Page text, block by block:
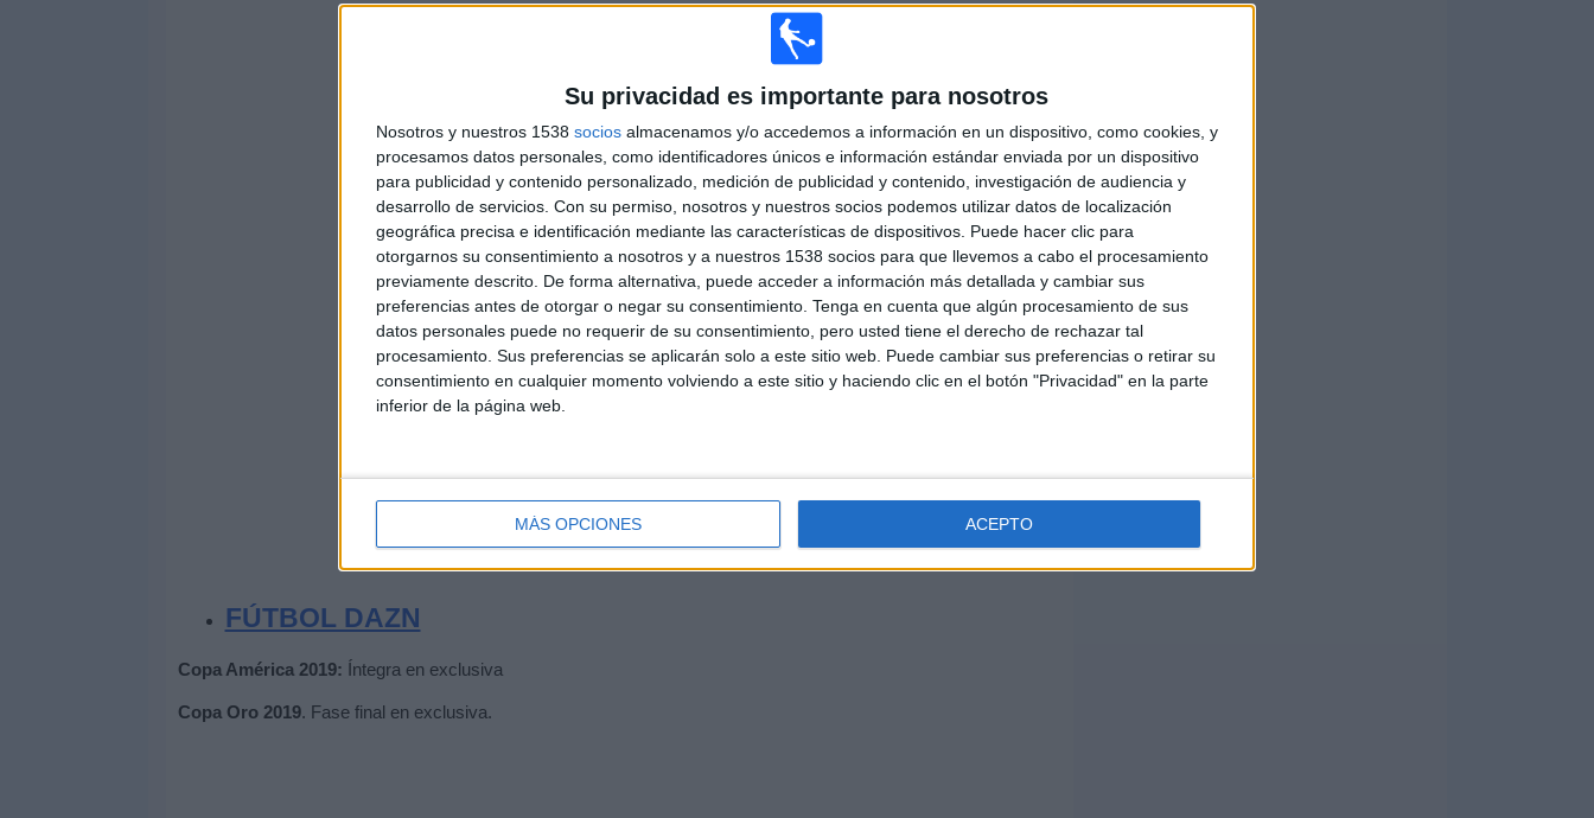
Su privacidad es importante para nosotros
Nosotros y nuestros 1538 socios almacenamos y/o accedemos a información en un dispositivo, como cookies, y
procesamos datos personales, como identificadores únicos e información estándar enviada por un dispositivo
para publicidad y contenido personalizado, medición de publicidad y contenido, investigación de audiencia y
desarrollo de servicios. Con su permiso, nosotros y nuestros socios podemos utilizar datos de localización
geográfica precisa e identificación mediante las características de dispositivos. Puede hacer clic para
otorgarnos su consentimiento a nosotros y a nuestros 1538 socios para que llevemos a cabo el procesamiento
previamente descrito. De forma alternativa, puede acceder a información más detallada y cambiar sus
preferencias antes de otorgar o negar su consentimiento. Tenga en cuenta que algún procesamiento de sus
datos personales puede no requerir de su consentimiento, pero usted tiene el derecho de rechazar tal
procesamiento. Sus preferencias se aplicarán solo a este sitio web. Puede cambiar sus preferencias o retirar su
consentimiento en cualquier momento volviendo a este sitio y haciendo clic en el botón "Privacidad" en la parte
inferior de la página web.
MÁS OPCIONES ACEPTO
FÚTBOL DAZN
Copa América 2019: Íntegra en exclusiva
Copa Oro 2019. Fase final en exclusiva.